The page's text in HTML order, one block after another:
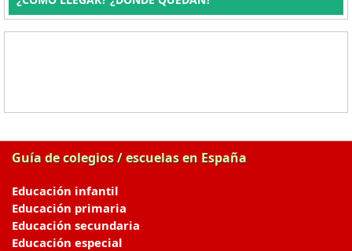
Guía de colegios / escuelas en España
Educación infantil
Educación primaria
Educación secundaria
Educación especial